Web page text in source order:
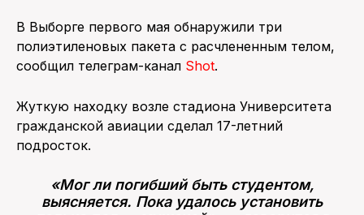
В Выборге первого мая обнаружили три
полиэтиленовых пакета с расчлененным телом,
сообщил телеграм-канал Shot.
Жуткую находку возле стадиона Университета
гражданской авиации сделал 17-летний
подросток.
«Мог ли погибший быть студентом,
выясняется. Пока удалось установить